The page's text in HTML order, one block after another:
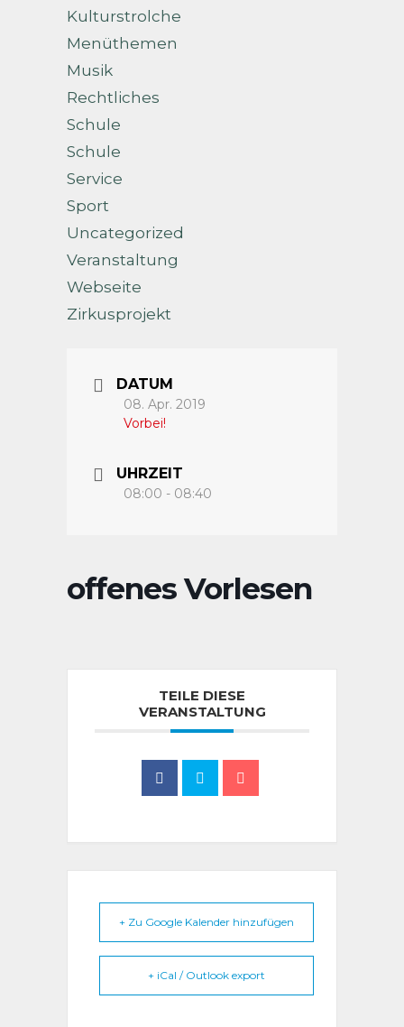
Kulturstrolche
Menüthemen
Musik
Rechtliches
Schule
Schule
Service
Sport
Uncategorized
Veranstaltung
Webseite
Zirkusprojekt
DATUM
08. Apr. 2019
Vorbei!
UHRZEIT
08:00 - 08:40
offenes Vorlesen
TEILE DIESE
VERANSTALTUNG
+ Zu Google Kalender hinzufügen
+ iCal / Outlook export